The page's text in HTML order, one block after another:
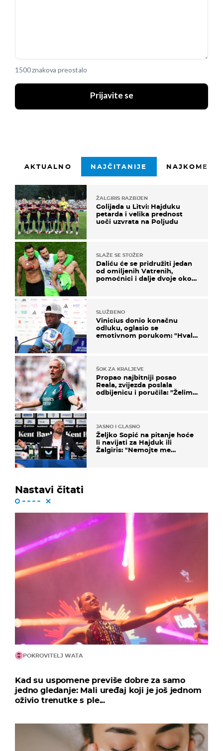
1500 znakova preostalo
Prijavite se
AKTUALNO NAJČITANIJE
ŽALGIRIS RAZBIJEN
Golijada u Litvi: Hajduku
petarda i velika prednost
uoči uzvrata na Poljudu
SLAŽE SE STOŽER
Daliću će se pridružiti jedan
od omiljenih Vatrenih,
pomoćnici i dalje dvoje oko
SLUŽBENO
Vinicius donio konačnu
odluku, oglasio se
emotivnom porukom: "Hvala
ŠOK ZA KRALJEVE
Propao najbitniji posao
Reala, zvijezda poslala
odbijenicu i poručila: "Želim
JASNO I GLASNO
Željko Sopić na pitanje hoće
li navijati za Hajduk ili
Žalgiris: "Nemojte me
Nastavi čitati
POKROVITELJ WATA
Kad su uspomene previše dobre za samo
jedno gledanje: Mali uređaj koji je još jednom
oživio trenutke s ple...